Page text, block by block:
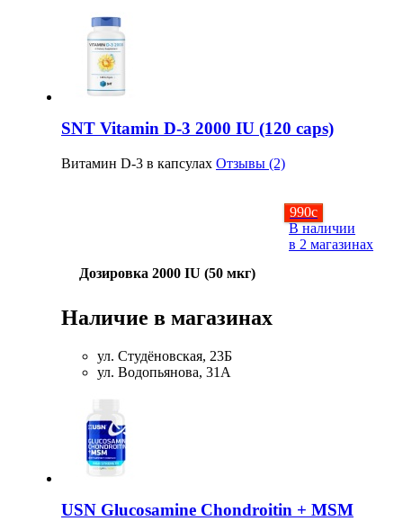
990c
В наличии
в 2 магазинах
SNT Vitamin D-3 2000 IU (120 caps)
Витамин D-3 в капсулах Отзывы (2)
Дозировка 2000 IU (50 мкг)
Наличие в магазинах
ул. Студёновская, 23Б
ул. Водопьянова, 31А
USN Glucosamine Chondroitin + MSM